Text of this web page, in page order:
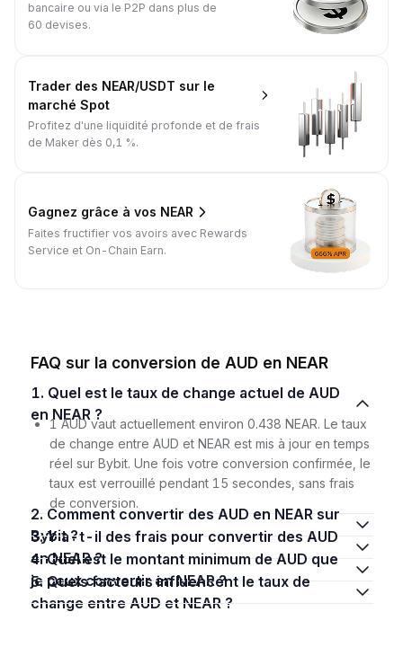
bancaire ou via le P2P dans plus de
60 devises.
Trader des NEAR/USDT sur le
marché Spot
Profitez d'une liquidité profonde et de frais
de Maker dès 0,1 %.
Gagnez grâce à vos NEAR
Faites fructifier vos avoirs avec Rewards
Service et On-Chain Earn.
FAQ sur la conversion de AUD en NEAR
1. Quel est le taux de change actuel de AUD
en NEAR ?
1 AUD vaut actuellement environ 0.438 NEAR. Le taux
de change entre AUD et NEAR est mis à jour en temps
réel sur Bybit. Une fois votre conversion confirmée, le
taux est verrouillé pendant 15 secondes, sans frais
de conversion.
2. Comment convertir des AUD en NEAR sur
Bybit ?
3. Y a-t-il des frais pour convertir des AUD
en NEAR ?
4. Quel est le montant minimum de AUD que
je peux convertir en NEAR ?
5. Quels facteurs influencent le taux de
change entre AUD et NEAR ?